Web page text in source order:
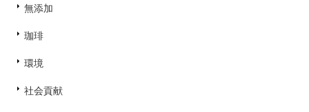
無添加
珈琲
環境
社会貢献